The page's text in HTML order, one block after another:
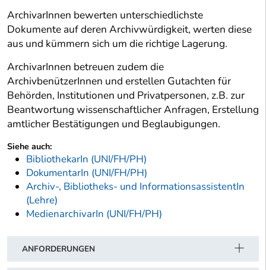
ArchivarInnen bewerten unterschiedlichste
Dokumente auf deren Archivwürdigkeit, werten diese
aus und kümmern sich um die richtige Lagerung.
ArchivarInnen betreuen zudem die
ArchivbenützerInnen und erstellen Gutachten für
Behörden, Institutionen und Privatpersonen, z.B. zur
Beantwortung wissenschaftlicher Anfragen, Erstellung
amtlicher Bestätigungen und Beglaubigungen.
Siehe auch:
BibliothekarIn (UNI/FH/PH)
DokumentarIn (UNI/FH/PH)
Archiv-, Bibliotheks- und InformationsassistentIn
(Lehre)
MedienarchivarIn (UNI/FH/PH)
ANFORDERUNGEN